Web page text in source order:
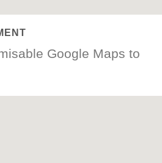
Google Maps to